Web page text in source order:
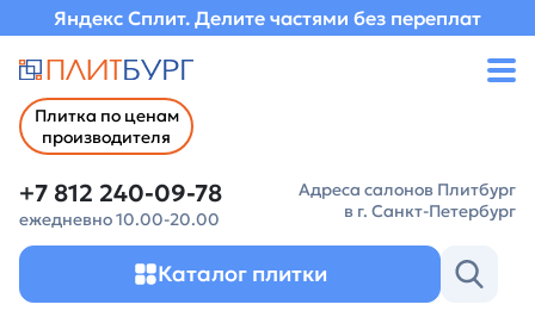
Яндекс Сплит. Делите частями без переплат
Плитка по ценам
производителя
+7 812 240-09-78
ежедневно 10.00-20.00
Адреса салонов Плитбург
в г. Санкт-Петербург
Каталог плитки